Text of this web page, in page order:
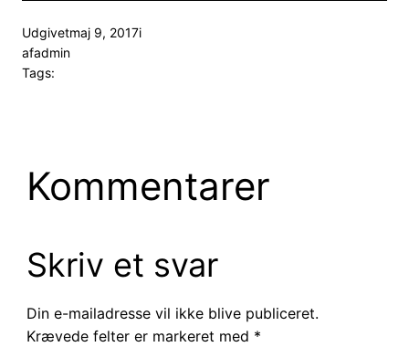
Udgivetmaj 9, 2017i
afadmin
Tags:
Kommentarer
Skriv et svar
Din e-mailadresse vil ikke blive publiceret.
Krævede felter er markeret med *